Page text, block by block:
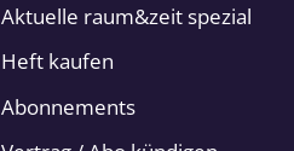
Aktuelle raum&zeit spezial
Heft kaufen
Abonnements